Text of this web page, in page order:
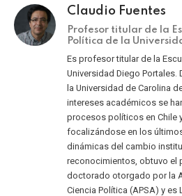
Claudio Fuentes
Profesor titular de la
Política de la
Es profesor titular de la
Universidad Diego Portales.
la Universidad de Carolina
intereses académicos se
procesos políticos en Chile
focalizándose en los
dinámicas del cambio
reconocimientos, obtuvo el
doctorado otorgado por la
Ciencia Política (APSA) y es